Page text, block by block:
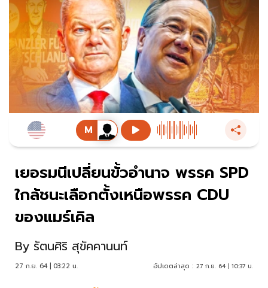
เยอรมนีเปลี่ยนขั้วอำนาจ พรรค SPD
ใกล้ชนะเลือกตั้งเหนือพรรค CDU
ของแมร์เคิล
By รัตนศิริ สุขัคคานนท์
27 ก.ย. 64 | 03:22 น. อัปเดตล่าสุด : 27 ก.ย. 64 | 10:37 น.